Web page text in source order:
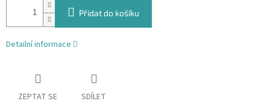
Přidat do košíku
Detailní informace
ZEPTAT SE SDÍLET